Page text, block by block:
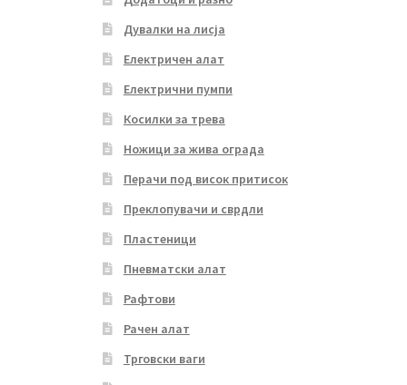
Дувалки на лисја
Електричен алат
Електрични пумпи
Косилки за трева
Ножици за жива ограда
Перачи под висок притисок
Преклопувачи и сврдли
Пластеници
Пневматски алат
Рафтови
Рачен алат
Трговски ваги